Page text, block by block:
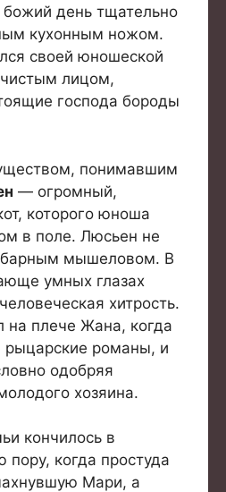
день тщательно
кухонным ножом.
своей юношеской
лицом,
господа бороды
понимавшим
— огромный,
которого юноша
в поле. Люсьен не
мышеловом. В
умных глазах
хитрость.
на плече Жана, когда
рыцарские романы, и
одобряя
хозяина.
кончилось в
когда простуда
Мари, а